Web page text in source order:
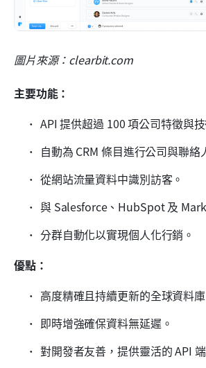
圖片來源：clearbit.com
主要功能：
API 提供超過 100 項公司特徵與
自動為 CRM 條目進行公司與聯絡
從網站流量資料中識別訪客。
與 Salesforce、HubSpot 及
分群自動化以實現個人化行銷。
優點：
高度精確且持續更新的全球資料庫
即時增強確保資料無延遲。
對開發者友善，提供靈活的 API